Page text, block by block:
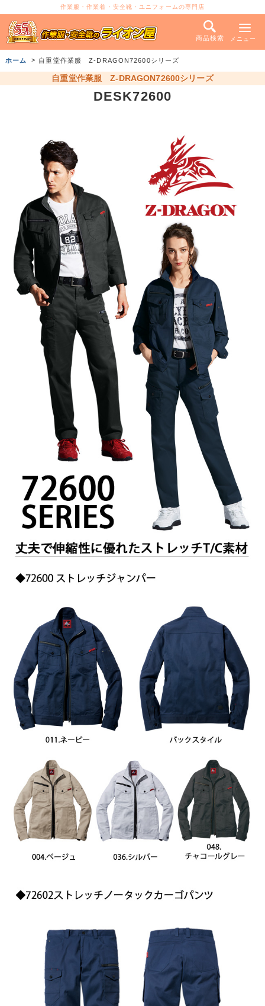
作業服・作業着・安全靴・ユニフォームの専門店
商品検索 メニュー
ホーム 自重堂作業服 Z-DRAGON72600シリーズ
自重堂作業服 Z-DRAGON72600シリーズ
DESK72600